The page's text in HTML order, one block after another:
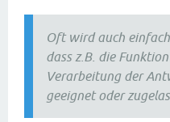
Oft wird auch
dass z.B. die
Verarbeitung der
geeignet oder